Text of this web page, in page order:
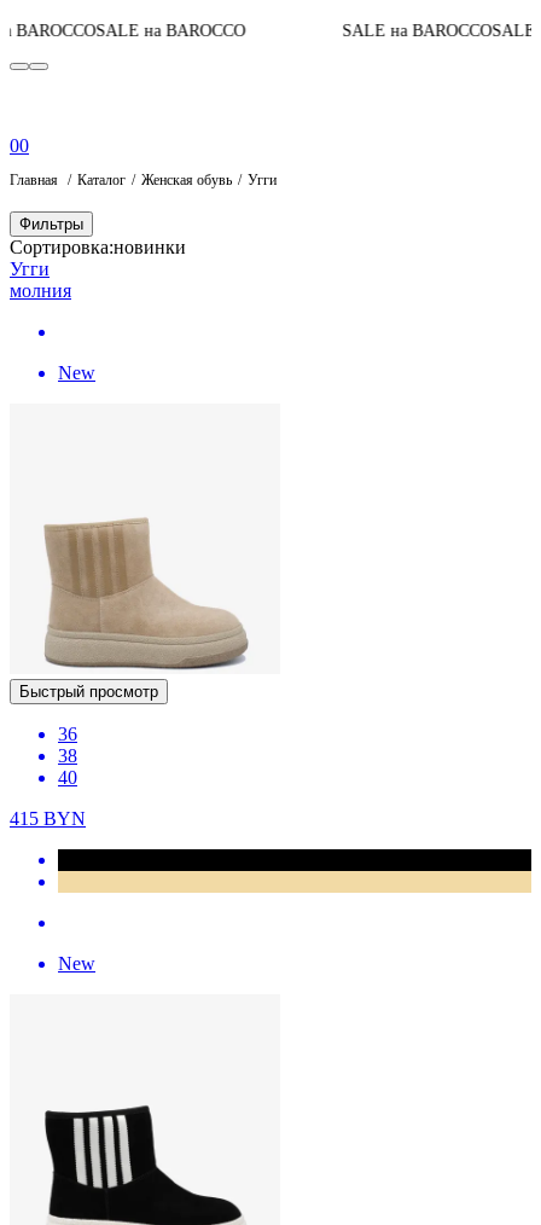
SALE на BAROCCO SALE на BAROCCOSALE на
00
Главная Каталог Женская обувь Угги
Фильтры
Сортировка:новинки
Угги
молния
New
Быстрый просмотр
36
38
40
415 BYN
New